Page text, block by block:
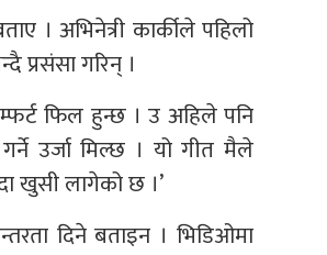
। अभिनेत्री कार्कीले पहिलो
प्रसंसा गरिन् ।
फिल हुन्छ । उ अहिले पनि
उर्जा मिल्छ । यो गीत मैले
खुसी लागेको छ ।’
दिने बताइन । भिडिओमा